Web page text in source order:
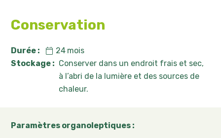
Conservation
Durée : 24 mois
Stockage : Conserver dans un endroit frais et sec,
à l’abri de la lumière et des sources de
chaleur.
Paramètres organoleptiques :